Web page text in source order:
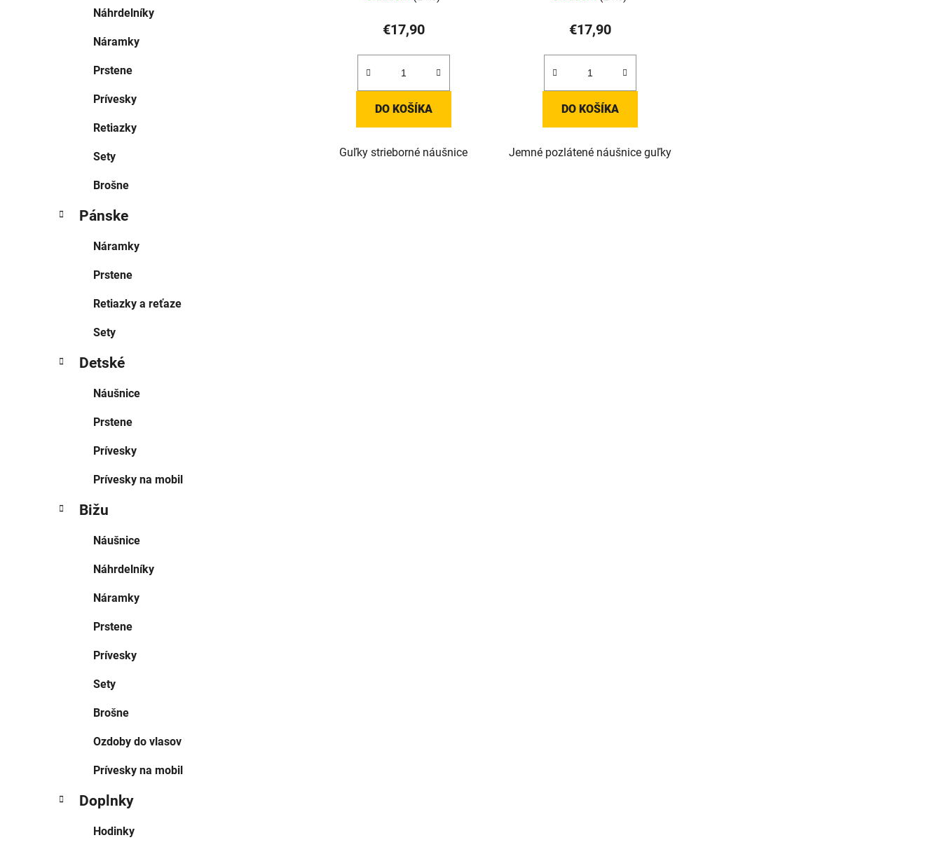
Náhrdelníky
Náramky
Prstene
Prívesky
Retiazky
Sety
Brošne
Pánske
Náramky
Prstene
Retiazky a reťaze
Sety
Detské
Náušnice
Prstene
Prívesky
Prívesky na mobil
Bižu
Náušnice
Náhrdelníky
Náramky
Prstene
Prívesky
Sety
Brošne
Ozdoby do vlasov
Prívesky na mobil
Doplnky
Hodinky
€17,90
DO KOŠÍKA
Guľky strieborné náušnice
€17,90
DO KOŠÍKA
Jemné pozlátené náušnice guľky